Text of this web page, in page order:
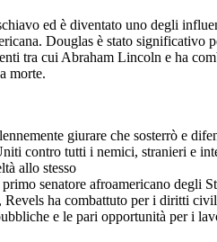
ed è diventato uno degli
Douglas è stato significativo
tra cui Abraham Lincoln e ha
morte.
giurare che sosterrò e
contro tutti i nemici, stranieri e
allo stesso
senatore afroamericano degli
Revels ha combattuto per i diritti
e le pari opportunità per i